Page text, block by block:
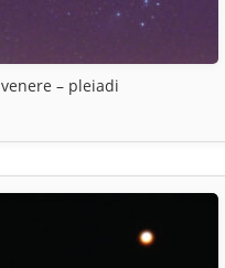
venere – pleiadi